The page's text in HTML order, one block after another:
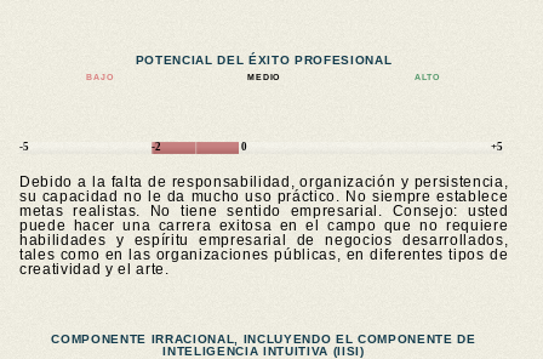
POTENCIAL DEL ÉXITO PROFESIONAL
BAJO MEDIO ALTO
-5 -2 0 +5
Debido a la falta de responsabilidad, organización y persistencia,
su capacidad no le da mucho uso práctico. No siempre establece
metas realistas. No tiene sentido empresarial. Consejo: usted
puede hacer una carrera exitosa en el campo que no requiere
habilidades y espíritu empresarial de negocios desarrollados,
tales como en las organizaciones públicas, en diferentes tipos de
creatividad y el arte.
COMPONENTE IRRACIONAL, INCLUYENDO EL COMPONENTE DE
INTELIGENCIA INTUITIVA (IISI)